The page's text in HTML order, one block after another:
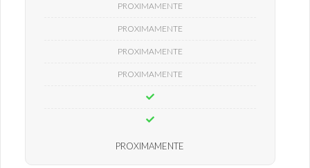
PROXIMAMENTE
PROXIMAMENTE
PROXIMAMENTE
PROXIMAMENTE
PROXIMAMENTE